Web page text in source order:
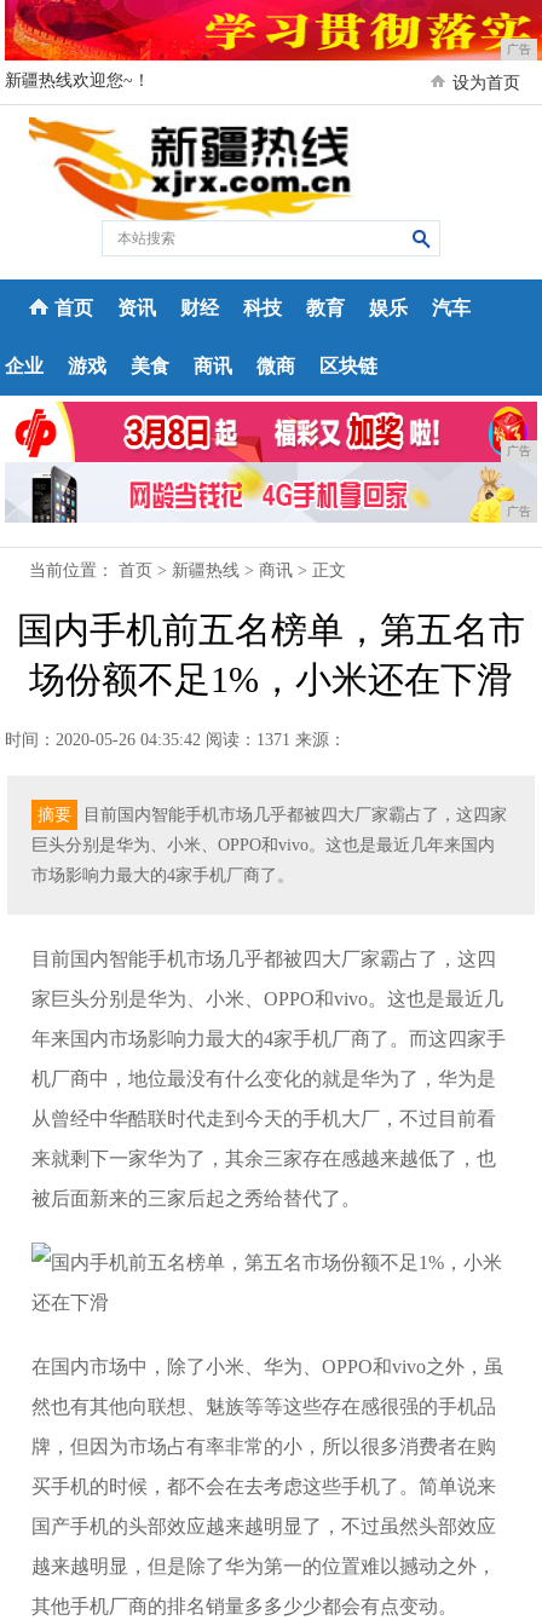
广告
新疆热线欢迎您~！ 设为首页
首页 资讯 财经 科技 教育 娱乐 汽车
企业 游戏 美食 商讯 微商 区块链
广告
广告
当前位置：首页 > 新疆热线 >商讯 > 正文
国内手机前五名榜单，第五名市
场份额不足1%，小米还在下滑
时间：2020-05-26 04:35:42 阅读：1371 来源：
摘要
目前国内智能手机市场几乎都被四大厂家霸占了，这四家
巨头分别是华为、小米、OPPO和vivo。这也是最近几年来国内
市场影响力最大的4家手机厂商了。
目前国内智能手机市场几乎都被四大厂家霸占了，这四
家巨头分别是华为、小米、OPPO和vivo。这也是最近几
年来国内市场影响力最大的4家手机厂商了。而这四家手
机厂商中，地位最没有什么变化的就是华为了，华为是
从曾经中华酷联时代走到今天的手机大厂，不过目前看
来就剩下一家华为了，其余三家存在感越来越低了，也
被后面新来的三家后起之秀给替代了。
在国内市场中，除了小米、华为、OPPO和vivo之外，虽
然也有其他向联想、魅族等等这些存在感很强的手机品
牌，但因为市场占有率非常的小，所以很多消费者在购
买手机的时候，都不会在去考虑这些手机了。简单说来
国产手机的头部效应越来越明显了，不过虽然头部效应
越来越明显，但是除了华为第一的位置难以撼动之外，
其他手机厂商的排名销量多多少少都会有点变动。